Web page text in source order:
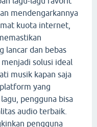
mendengarkannya
kuota internet,
lancar dan bebas
solusi ideal
musik kapan saja
yang
pengguna bisa
audio terbaik.
pengguna